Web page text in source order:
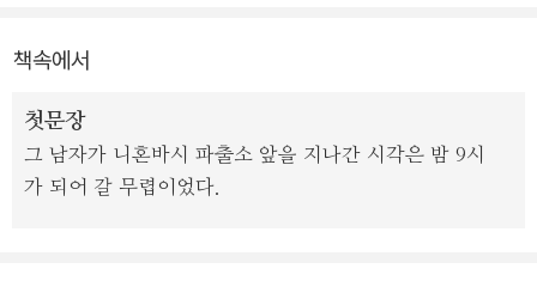
어느 늦가을 밤, 도쿄 한복판에 있는 니혼바시 다리에서 중년의 남자
가 가슴을 칼에 찔린 채 경찰에게 발견된다. 사건 현장은 다리에서 한
블록 떨어진 지하도. 그곳에서 칼에 찔린 남자는 피를 흘리며 혼신의
힘으로 다리까지 걸어와 다리 중앙에 있는 기린 조각상을 향해 기도
책속에서
첫문장
그 남자가 니혼바시 파출소 앞을 지나간 시각은 밤 9시
가 되어 갈 무렵이었다.